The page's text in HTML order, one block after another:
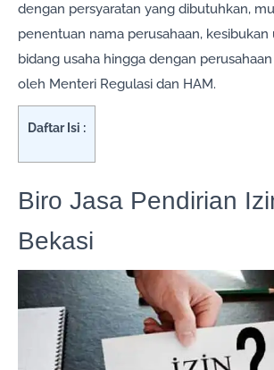
dengan persyaratan yang dibutuhkan,
penentuan nama perusahaan, kesibukan
bidang usaha hingga dengan
oleh Menteri Regulasi dan HAM.
Daftar Isi :
Biro Jasa Pendirian
Bekasi